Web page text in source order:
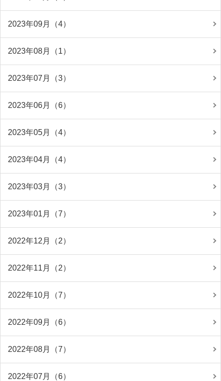
2023年09月（4）
2023年08月（1）
2023年07月（3）
2023年06月（6）
2023年05月（4）
2023年04月（4）
2023年03月（3）
2023年01月（7）
2022年12月（2）
2022年11月（2）
2022年10月（7）
2022年09月（6）
2022年08月（7）
2022年07月（6）